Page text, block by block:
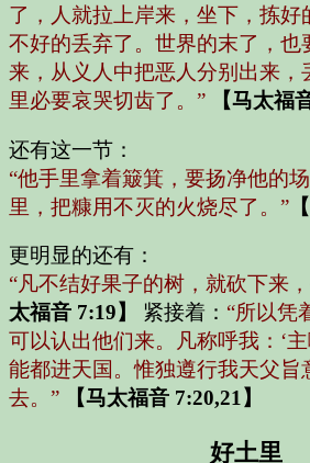
了，人就拉上岸来，坐下，拣好
不好的丢弃了。世界的末了，也
来，从义人中把恶人分别出来，
里必要哀哭切齿了。”
【马太福
还有这一节：
“他手里拿着簸箕，要扬净他的
里，把糠用不灭的火烧尽了。”
更明显的还有：
“凡不结好果子的树，就砍下来
太福音 7:19】
紧接着： “所以凭
可以认出他们来。凡称呼我：‘
能都进天国。惟独遵行我天父旨
去。”
【马太福音 7:20,21】
好土里